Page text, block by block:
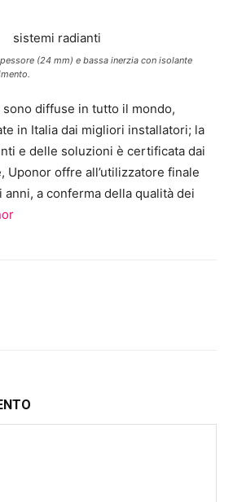
(24 mm) e bassa inerzia con isolante
sono diffuse in tutto il mondo,
in Italia dai migliori installatori; la
e delle soluzioni è certificata dai
Uponor offre all’utilizzatore finale
anni, a conferma della qualità dei